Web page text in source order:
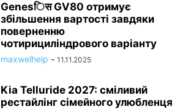
Genesिस GV80 отримує
збільшення вартості завдяки
поверненню
чотирициліндрового варіанту
maxwelhelp - 11.11.2025
Kia Telluride 2027: сміливий
рестайлінг сімейного улюбленця